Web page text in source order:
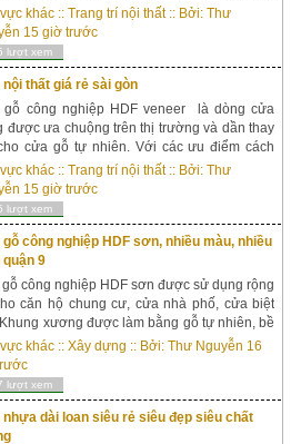
khách hàng quan tâm và lựa chọn sử dụng.
kế độc ...
khác ::Trang trí nội thất:: Bởi:Thư
15 giờ trước
lượt xem
thất giá rẻ sài gòn
gỗ công nghiệp HDF veneer là dòng cửa
được ưa chuộng trên thị trường và dần thay
cửa gỗ tự nhiên. Với các ưu điểm cách
đã qua xử lý mối mọt, không cong vênh co
mẫu mã màu sắc đa...
khác ::Trang trí nội thất:: Bởi:Thư
15 giờ trước
lượt xem
công nghiệp HDF sơn, nhiều màu, nhiều
quận 9
công nghiệp HDF sơn được sử dụng rộng
căn hộ chung cư, cửa nhà phố, cửa biệt
xương được làm bằng gỗ tự nhiên, bề
2 tấm veneer nhập khẩu được sơn màu
thiện. -Ưu điểm: +Đã qua xử lý mối mọt,
cong ...
khác ::Xây dựng :: Bởi:Thư Nguyễn 16
lượt xem
dài loan siêu rẻ siêu đẹp siêu chất